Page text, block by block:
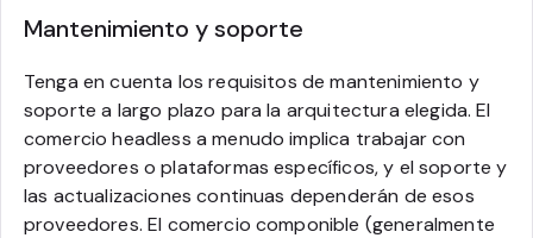
Mantenimiento y soporte
Tenga en cuenta los requisitos de mantenimiento y
soporte a largo plazo para la arquitectura elegida. El
comercio headless a menudo implica trabajar con
proveedores o plataformas específicos, y el soporte y
las actualizaciones continuas dependerán de esos
proveedores. El comercio componible (generalmente